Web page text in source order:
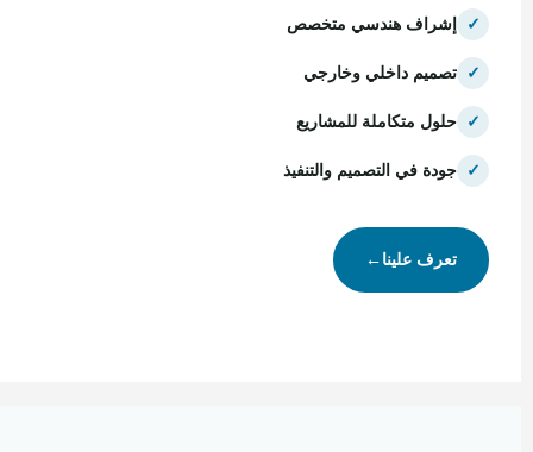
✓ إشراف هندسي متخصص
✓ تصميم داخلي وخارجي
✓ حلول متكاملة للمشاريع
✓ جودة في التصميم والتنفيذ
تعرف علينا←